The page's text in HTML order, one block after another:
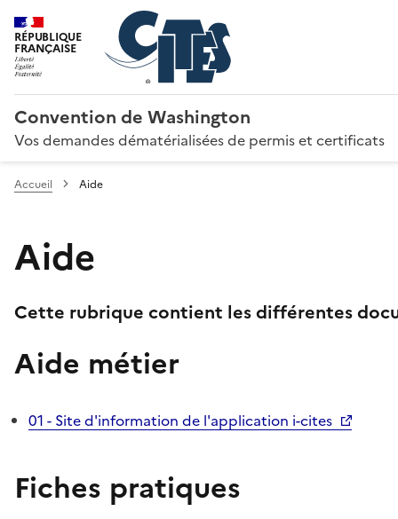
RÉPUBLIQUE
FRANÇAISE
Convention de Washington
Vos demandes dématérialisées de permis et certificats
Accueil Aide
Aide
Cette rubrique contient les différentes
Aide métier
01 - Site d'information de l'application i-cites
Fiches pratiques